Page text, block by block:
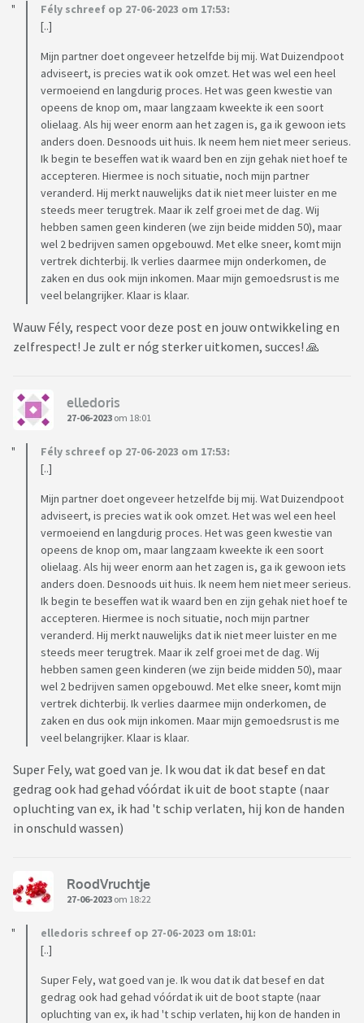
Fély schreef op 27-06-2023 om 17:53:
[..]
Mijn partner doet ongeveer hetzelfde bij mij. Wat Duizendpoot
adviseert, is precies wat ik ook omzet. Het was wel een heel
vermoeiend en langdurig proces. Het was geen kwestie van
opeens de knop om, maar langzaam kweekte ik een soort
olielaag. Als hij weer enorm aan het zagen is, ga ik gewoon iets
anders doen. Desnoods uit huis. Ik neem hem niet meer serieus.
Ik begin te beseffen wat ik waard ben en zijn gehak niet hoef te
accepteren. Hiermee is noch situatie, noch mijn partner
veranderd. Hij merkt nauwelijks dat ik niet meer luister en me
steeds meer terugtrek. Maar ik zelf groei met de dag. Wij
hebben samen geen kinderen (we zijn beide midden 50), maar
wel 2 bedrijven samen opgebouwd. Met elke sneer, komt mijn
vertrek dichterbij. Ik verlies daarmee mijn onderkomen, de
zaken en dus ook mijn inkomen. Maar mijn gemoedsrust is me
veel belangrijker. Klaar is klaar.
Wauw Fély, respect voor deze post en jouw ontwikkeling en
zelfrespect! Je zult er nóg sterker uitkomen, succes! 🙏
elledoris
27-06-2023 om 18:01
Fély schreef op 27-06-2023 om 17:53:
[..]
Mijn partner doet ongeveer hetzelfde bij mij. Wat Duizendpoot
adviseert, is precies wat ik ook omzet. Het was wel een heel
vermoeiend en langdurig proces. Het was geen kwestie van
opeens de knop om, maar langzaam kweekte ik een soort
olielaag. Als hij weer enorm aan het zagen is, ga ik gewoon iets
anders doen. Desnoods uit huis. Ik neem hem niet meer serieus.
Ik begin te beseffen wat ik waard ben en zijn gehak niet hoef te
accepteren. Hiermee is noch situatie, noch mijn partner
veranderd. Hij merkt nauwelijks dat ik niet meer luister en me
steeds meer terugtrek. Maar ik zelf groei met de dag. Wij
hebben samen geen kinderen (we zijn beide midden 50), maar
wel 2 bedrijven samen opgebouwd. Met elke sneer, komt mijn
vertrek dichterbij. Ik verlies daarmee mijn onderkomen, de
zaken en dus ook mijn inkomen. Maar mijn gemoedsrust is me
veel belangrijker. Klaar is klaar.
Super Fely, wat goed van je. Ik wou dat ik dat besef en dat
gedrag ook had gehad vóórdat ik uit de boot stapte (naar
opluchting van ex, ik had 't schip verlaten, hij kon de handen
in onschuld wassen)
RoodVruchtje
27-06-2023 om 18:22
elledoris schreef op 27-06-2023 om 18:01:
[..]
Super Fely, wat goed van je. Ik wou dat ik dat besef en dat
gedrag ook had gehad vóórdat ik uit de boot stapte (naar
opluchting van ex, ik had 't schip verlaten, hij kon de handen in